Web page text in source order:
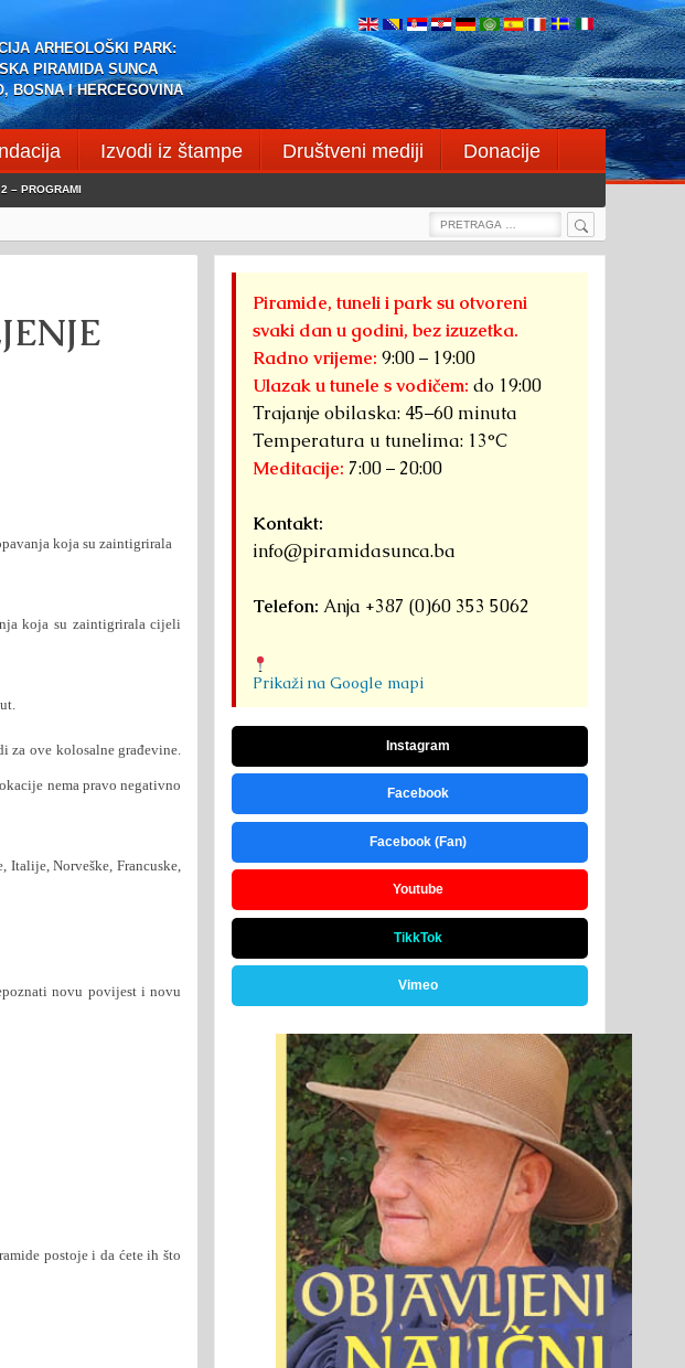
ARHEOLOŠKI PARK:
PIRAMIDA SUNCA
BOSNA I HERCEGOVINA
Izvodi iz štampe Društveni mediji
Donacije
– PROGRAMI
Search
Search
koja su zaintigrirala
koja su zaintigrirala cijeli
ove kolosalne građevine.
nema pravo negativno
Norveške, Francuske,
novu povijest i novu
postoje i da ćete ih što
Piramide, tuneli i park su otvoreni
svaki dan u godini, bez izuzetka.
Radno vrijeme: 9:00 – 19:00
Ulazak u tunele s vodičem: do 19:00
Trajanje obilaska: 45–60 minuta
Temperatura u tunelima: 13°C
Meditacije: 7:00 – 20:00
Kontakt:
info@piramidasunca.ba
Telefon: Anja +387 (0)60 353 5062
Prikaži na Google mapi
Instagram
Facebook
Facebook (Fan)
Youtube
TikkTok
Vimeo